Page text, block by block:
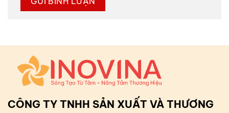
CÔNG TY TNHH SẢN XUẤT VÀ THƯƠNG